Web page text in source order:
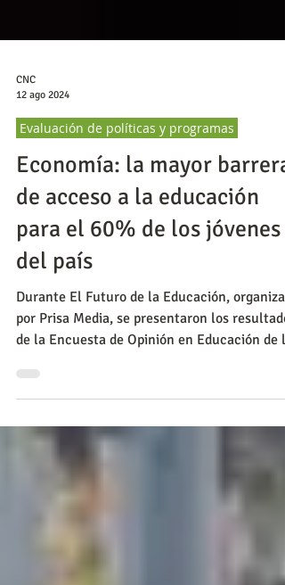
CNC
12 ago 2024
Evaluación de políticas y programas
Economía: la mayor barrera
de acceso a la educación
para el 60% de los jóvenes
del país
Durante El Futuro de la Educación,
de la Encuesta de Opinión en Educación de
J